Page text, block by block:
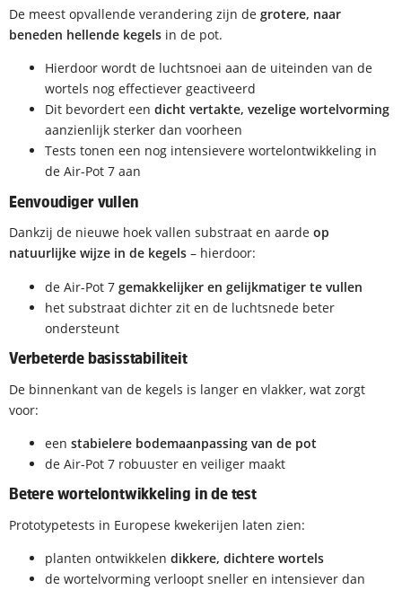
De meest opvallende verandering zijn de grotere, naar
beneden hellende kegels in de pot.
Hierdoor wordt de luchtsnoei aan de uiteinden van de
wortels nog effectiever geactiveerd
Dit bevordert een dicht vertakte, vezelige wortelvorming
aanzienlijk sterker dan voorheen
Tests tonen een nog intensievere wortelontwikkeling in
de Air-Pot 7 aan
Eenvoudiger vullen
Dankzij de nieuwe hoek vallen substraat en aarde op
natuurlijke wijze in de kegels – hierdoor:
de Air-Pot 7 gemakkelijker en gelijkmatiger te vullen
het substraat dichter zit en de luchtsnede beter
ondersteunt
Verbeterde basisstabiliteit
De binnenkant van de kegels is langer en vlakker, wat zorgt
voor:
een stabielere bodemaanpassing van de pot
de Air-Pot 7 robuuster en veiliger maakt
Betere wortelontwikkeling in de test
Prototypetests in Europese kwekerijen laten zien:
planten ontwikkelen dikkere, dichtere wortels
de wortelvorming verloopt sneller en intensiever dan